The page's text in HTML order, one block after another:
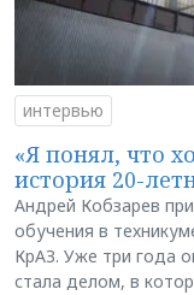
интервью
«Я понял, что
история 20-
Андрей Кобзарев
обучения в
КрАЗ. Уже три года
стала делом, в